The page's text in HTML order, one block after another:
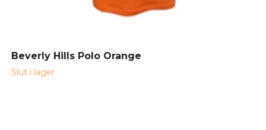
Beverly Hills Polo Orange
Slut i lager